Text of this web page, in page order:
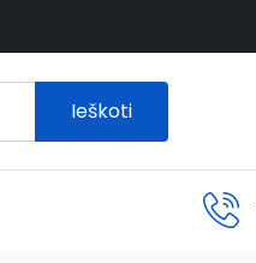
Ieškoti